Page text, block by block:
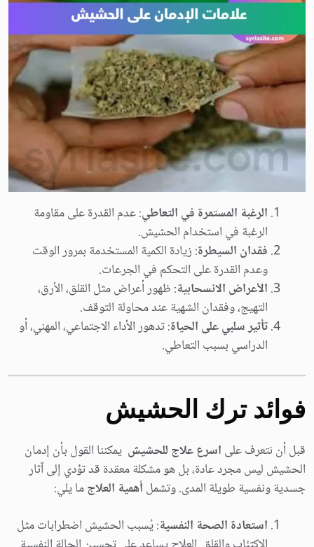
الرغبة المستمرة في التعاطي: عدم القدرة على مقاومة
الرغبة في استخدام الحشيش.
فقدان السيطرة: زيادة الكمية المستخدمة بمرور الوقت
وعدم القدرة على التحكم في الجرعات.
الأعراض الانسحابية: ظهور أعراض مثل القلق، الأرق،
التهيج، وفقدان الشهية عند محاولة التوقف.
تأثير سلبي على الحياة: تدهور الأداء الاجتماعي، المهني، أو
الدراسي بسبب التعاطي.
فوائد ترك الحشيش
قبل أن نتعرف على اسرع علاج للحشيش يمكننا القول بأن إدمان
الحشيش ليس مجرد عادة، بل هو مشكلة معقدة قد تؤدي إلى آثار
جسدية ونفسية طويلة المدى. وتشمل أهمية العلاجما يلي:
استعادة الصحة النفسية: يُسبب الحشيش اضطرابات مثل